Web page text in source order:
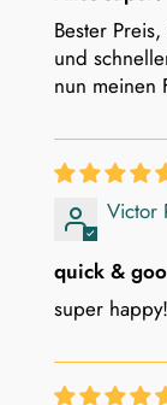
Bester
und
nun meinen
Victor
quick &
super happy!